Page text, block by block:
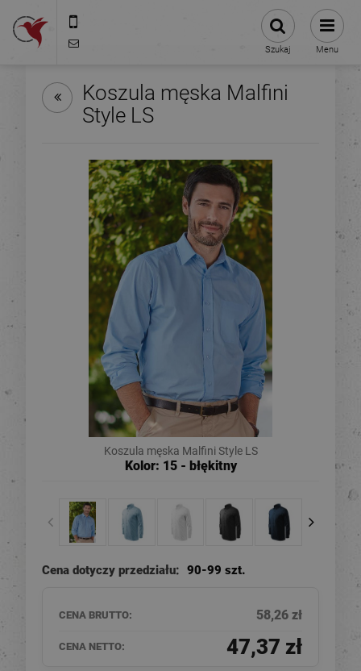
Szukaj Menu
Koszula męska Malfini
Style LS
Koszula męska Malfini Style LS
Kolor: 15 - błękitny
Cena dotyczy przedziału: 90-99 szt.
CENA BRUTTO: 58,26 zł
CENA NETTO: 47,37 zł